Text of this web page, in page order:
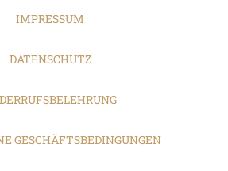
IMPRESSUM
DATENSCHUTZ
GESCHÄFTSBEDINGUNGEN